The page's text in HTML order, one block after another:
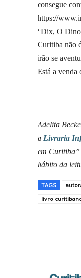
consegue
https://
“Dix, O
Curitiba não
irão se
Está a venda
Adelita
a Livraria
em Curitiba”
hábito da
TAGS
livro